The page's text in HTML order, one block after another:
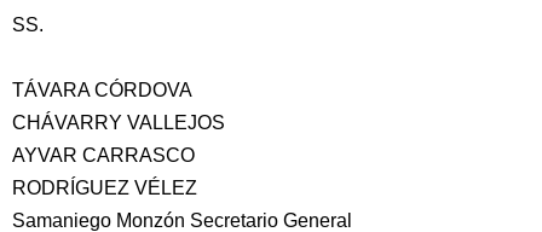
SS.
TÁVARA CÓRDOVA
CHÁVARRY VALLEJOS
AYVAR CARRASCO
RODRÍGUEZ VÉLEZ
Samaniego Monzón Secretario General